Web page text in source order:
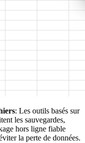
: Les outils basés sur
les sauvegardes,
hors ligne fiable
la perte de données.